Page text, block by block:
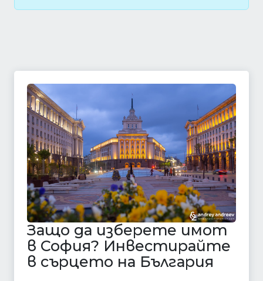
Защо да изберете имот
в София? Инвестирайте
в сърцето на България